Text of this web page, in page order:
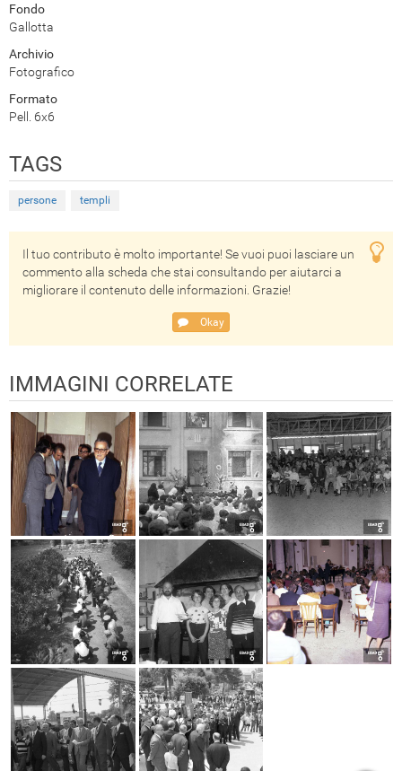
Fondo
Gallotta
Archivio
Fotografico
Formato
Pell. 6x6
TAGS
persone templi
Il tuo contributo è molto importante! Se vuoi puoi lasciare un
commento alla scheda che stai consultando per aiutarci a
migliorare il contenuto delle informazioni. Grazie!
Okay
IMMAGINI CORRELATE